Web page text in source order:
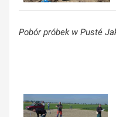
Pobór próbek w Pusté